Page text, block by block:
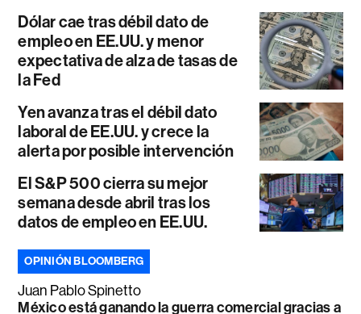
Dólar cae tras débil dato de
empleo en EE.UU. y menor
expectativa de alza de tasas de
la Fed
Yen avanza tras el débil dato
laboral de EE.UU. y crece la
alerta por posible intervención
El S&P 500 cierra su mejor
semana desde abril tras los
datos de empleo en EE.UU.
OPINIÓN BLOOMBERG
Juan Pablo Spinetto
México está ganando la guerra comercial gracias a